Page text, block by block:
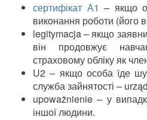
сертифікат А1 – якщо
виконання роботи (його
legitymacja – якщо
він продовжує
страховому обліку як член
U2 – якщо особа їде
служба зайнятості –
upoważnienie – у
іншої людини.